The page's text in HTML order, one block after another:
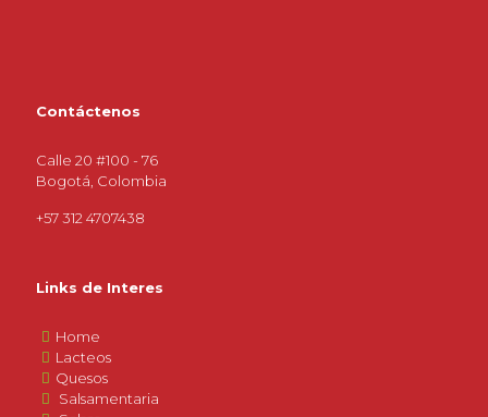
Contáctenos
Calle 20 #100 - 76
Bogotá, Colombia
+57 312 4707438
Links de Interes
Home
Lacteos
Quesos
Salsamentaria